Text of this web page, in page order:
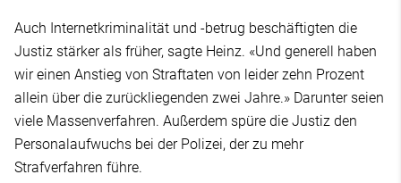
Auch Internetkriminalität und -betrug beschäftigten die
Justiz stärker als früher, sagte Heinz. «Und generell haben
wir einen Anstieg von Straftaten von leider zehn Prozent
allein über die zurückliegenden zwei Jahre.» Darunter seien
viele Massenverfahren. Außerdem spüre die Justiz den
Personalaufwuchs bei der Polizei, der zu mehr
Strafverfahren führe.